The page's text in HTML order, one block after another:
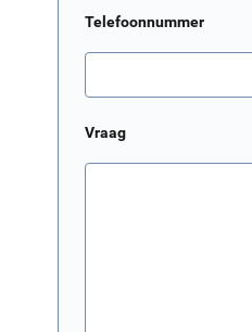
Telefoonnummer
Vraag